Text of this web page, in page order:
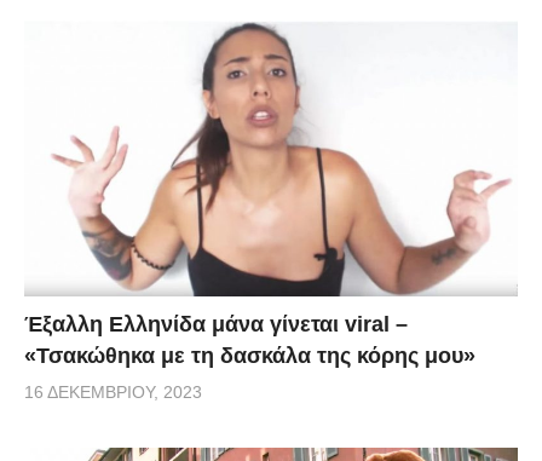
Έξαλλη Ελληνίδα μάνα γίνεται viral –
«Τσακώθηκα με τη δασκάλα της κόρης μου»
16 ΔΕΚΕΜΒΡΊΟΥ, 2023